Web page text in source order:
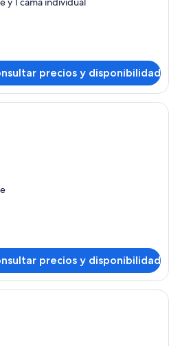
precios y disponibilidad
Una habitación acogedora con
precios y disponibilidad
Una habitación con una televisión